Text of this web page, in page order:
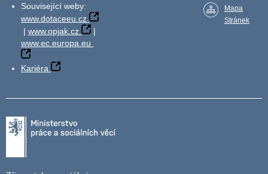
Související weby:
www.dotaceeu.cz
| www.opjak.cz
|
www.ec.europa.eu
Kariéra
Mapa
Stránek